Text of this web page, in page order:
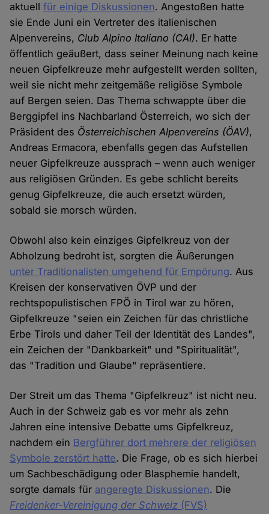
aktuellfür einige Diskussionen. Angestoßen hatte
sie Ende Juni ein Vertreter des italienischen
Alpenvereins, Club Alpino Italiano (CAI). Er hatte
öffentlich geäußert, dass seiner Meinung nach keine
neuen Gipfelkreuze mehr aufgestellt werden sollten,
weil sie nicht mehr zeitgemäße religiöse Symbole
auf Bergen seien. Das Thema schwappte über die
Berggipfel ins Nachbarland Österreich, wo sich der
Präsident des Österreichischen Alpenvereins (ÖAV),
Andreas Ermacora, ebenfalls gegen das Aufstellen
neuer Gipfelkreuze aussprach – wenn auch weniger
aus religiösen Gründen. Es gebe schlicht bereits
genug Gipfelkreuze, die auch ersetzt würden,
sobald sie morsch würden.
Obwohl also kein einziges Gipfelkreuz von der
Abholzung bedroht ist, sorgten die Äußerungen
unter Traditionalisten umgehend für Empörung. Aus
Kreisen der konservativen ÖVP und der
rechtspopulistischen FPÖ in Tirol war zu hören,
Gipfelkreuze "seien ein Zeichen für das christliche
Erbe Tirols und daher Teil der Identität des Landes",
ein Zeichen der "Dankbarkeit" und "Spiritualität",
das "Tradition und Glaube" repräsentiere.
Der Streit um das Thema "Gipfelkreuz" ist nicht neu.
Auch in der Schweiz gab es vor mehr als zehn
Jahren eine intensive Debatte ums Gipfelkreuz,
nachdem ein Bergführer dort mehrere der religiösen
Symbole zerstört hatte. Die Frage, ob es sich hierbei
um Sachbeschädigung oder Blasphemie handelt,
sorgte damals für angeregte Diskussionen. Die
Freidenker-Vereinigung der Schweiz (FVS)